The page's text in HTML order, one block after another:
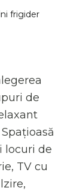
frigider
de
locuri de
TV cu